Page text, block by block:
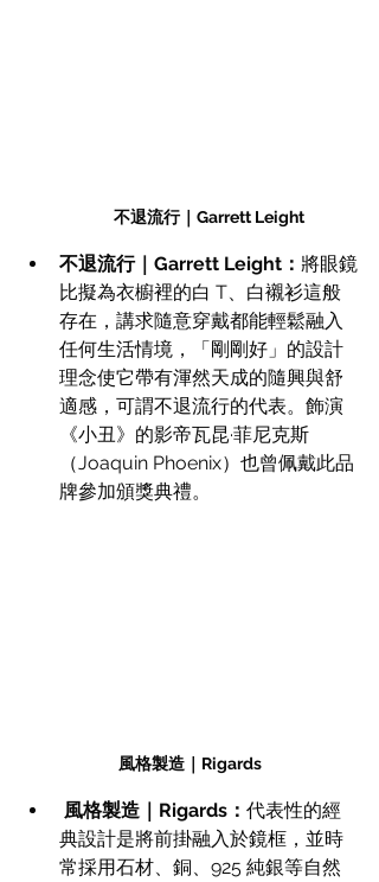
不退流行｜Garrett Leight
不退流行｜Garrett Leight： 將眼鏡
比擬為衣櫥裡的白 T、白襯衫這般
存在，講求隨意穿戴都能輕鬆融入
任何生活情境，「剛剛好」的設計
理念使它帶有渾然天成的隨興與舒
適感，可謂不退流行的代表。飾演
《小丑》的影帝瓦昆·菲尼克斯
（Joaquin Phoenix）也曾佩戴此品
牌參加頒獎典禮。
風格製造｜Rigards
風格製造｜Rigards： 代表性的經
典設計是將前掛融入於鏡框，並時
常採用石材、銅、925 純銀等自然